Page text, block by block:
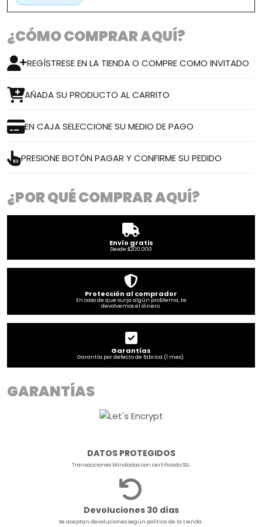
¿CÓMO COMPRAR AQUÍ?
REGÍSTRESE EN LA TIENDA O COMPRE COMO INVITADO
AÑADA SU PRODUCTO AL CARRITO
EN CAJA SELECCIONE SU MEDIO DE PAGO
PRESIONE BOTÓN PAGAR Y CONFIRME SU PEDIDO
¿POR QUÉ COMPRAR AQUÍ?
Envío gratis
Desde $200.000
Protección al comprador
En caso de que surja algún problema, te
devolvemos el dinero.
Garantías
Garantía por defecto de fábrica (1 mes).
GARANTÍAS
DATOS PROTEGIDOS
Transacciones blindadas con certificado SSL.
Devoluciones 30 días
Se aceptan devoluciones según política de la tienda.